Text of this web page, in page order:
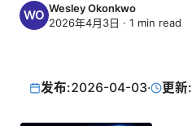
Wesley Okonkwo
2026年4月3日 · 1 min read
发布:2026-04-03· 更新: